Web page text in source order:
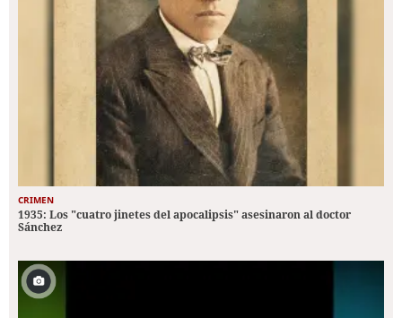
CRIMEN
1935: Los "cuatro jinetes del apocalipsis" asesinaron al doctor
Sánchez